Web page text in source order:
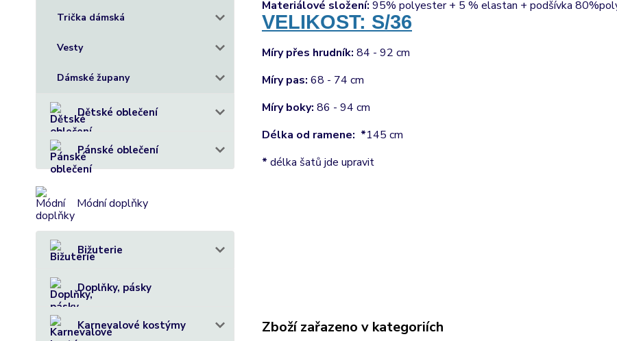
Trička dámská
Vesty
Dámské župany
Dětské oblečení
Pánské oblečení
Módní doplňky
Bižuterie
Doplňky, pásky
Karnevalové kostýmy
Materiálové složení: 95% polyester + 5 % elastan + podšívka
VELIKOST: S/36
Míry přes hrudník: 84 - 92 cm
Míry pas: 68 - 74 cm
Míry boky: 86 - 94 cm
Délka od ramene: *145 cm
* délka šatů jde upravit
Zboží zařazeno v kategoriích